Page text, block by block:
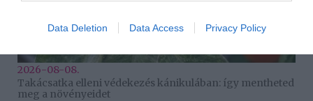
Data Deletion Data Access Privacy Policy
2026-08-08.
Takácsatka elleni védekezés kánikulában: így mentheted
meg a növényeidet